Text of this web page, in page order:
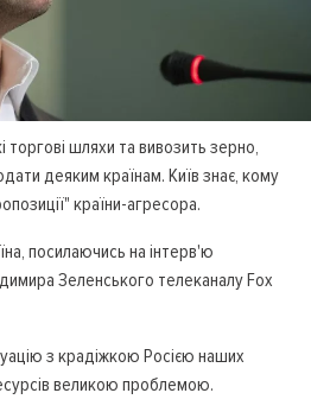
торгові шляхи та вивозить зерно,
деяким країнам. Київ знає, кому
країни-агресора.
посилаючись на інтерв'ю
Зеленського телеканалу Fox
з крадіжкою Росією наших
великою проблемою.